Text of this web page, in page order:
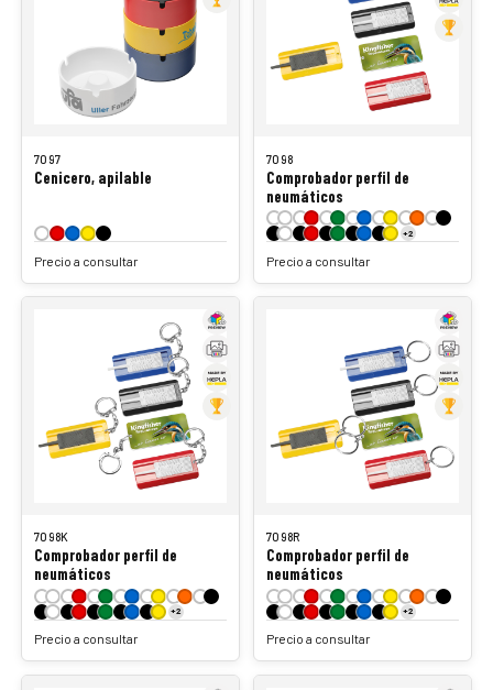
7097
Cenicero, apilable
Precio a consultar
7098
Comprobador perfil de
neumáticos
+2
Precio a consultar
7098K
Comprobador perfil de
neumáticos
+2
Precio a consultar
7098R
Comprobador perfil de
neumáticos
+2
Precio a consultar